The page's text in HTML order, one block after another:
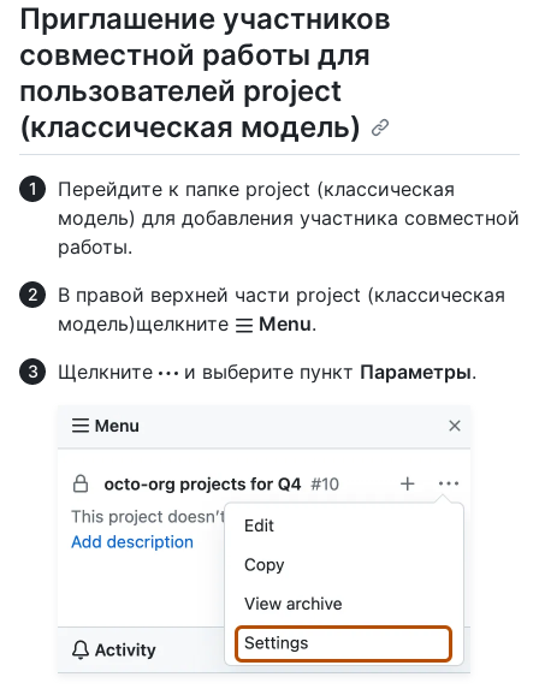
Приглашение участников
совместной работы для
пользователей project
(классическая модель)
Перейдите к папке project (классическая
модель) для добавления участника совместной
работы.
В правой верхней части project (классическая
модель)щелкните
Menu.
Щелкните
и выберите пункт Параметры.